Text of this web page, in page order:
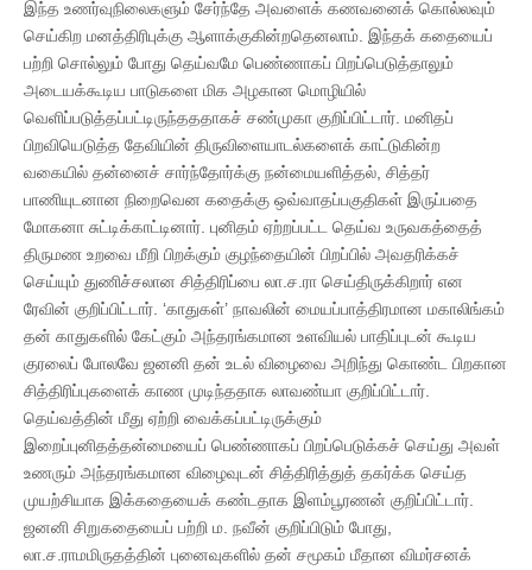
இந்த உணர்வுநிலைகளும் சேர்ந்தே அவளைக் கணவனைக் கொல்லவும்
செய்கிற மனத்திரிபுக்கு ஆளாக்குகின்றதெனலாம். இந்தக் கதையைப்
பற்றி சொல்லும் போது தெய்வமே பெண்ணாகப் பிறப்பெடுத்தாலும்
அடையக்கூடிய பாடுகளை மிக அழகான மொழியில்
வெளிப்படுத்தப்பட்டிருந்தததாகச் சண்முகா குறிப்பிட்டார். மனிதப்
பிறவியெடுத்த தேவியின் திருவிளையாடல்களைக் காட்டுகின்ற
வகையில் தன்னைச் சார்ந்தோர்க்கு நன்மையளித்தல், சித்தர்
பாணியுடனான நிறைவென கதைக்கு ஒவ்வாதப்பகுதிகள் இருப்பதை
மோகனா சுட்டிக்காட்டினார். புனிதம் ஏற்றப்பட்ட தெய்வ உருவகத்தைத்
திருமண உறவை மீறி பிறக்கும் குழந்தையின் பிறப்பில் அவதரிக்கச்
செய்யும் துணிச்சலான சித்திரிப்பை லா.ச.ரா செய்திருக்கிறார் என
ரேவின் குறிப்பிட்டார். ‘காதுகள்’ நாவலின் மையப்பாத்திரமான மகாலிங்கம்
தன் காதுகளில் கேட்கும் அந்தரங்கமான உளவியல் பாதிப்புடன் கூடிய
குரலைப் போலவே ஜனனி தன் உடல் விழைவை அறிந்து கொண்ட பிறகான
சித்திரிப்புகளைக் காண முடிந்ததாக லாவண்யா குறிப்பிட்டார்.
தெய்வத்தின் மீது ஏற்றி வைக்கப்பட்டிருக்கும்
இறைப்புனிதத்தன்மையைப் பெண்ணாகப் பிறப்பெடுக்கச் செய்து அவள்
உணரும் அந்தரங்கமான விழைவுடன் சித்திரித்துத் தகர்க்க செய்த
முயற்சியாக இக்கதையைக் கண்டதாக இளம்பூரணன் குறிப்பிட்டார்.
ஜனனி சிறுகதையைப் பற்றி ம. நவீன் குறிப்பிடும் போது,
லா.ச.ராமமிருதத்தின் புனைவுகளில் தன் சமூகம் மீதான விமர்சனக்